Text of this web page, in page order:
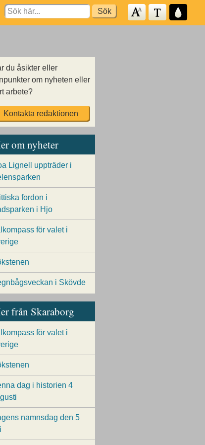
Search
for:
du åsikter eller
om nyheten eller
arbete?
Kontakta redaktionen
om nyheter
Lignell uppträder i
fordon i
i Hjo
för valet i
i Skövde
från Skaraborg
för valet i
dag i historien 4
namnsdag den 5